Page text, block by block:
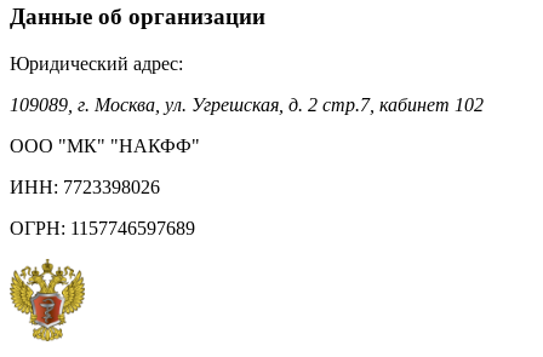
Данные об организации
Юридический адрес:
109089, г. Москва, ул. Угрешская, д. 2 стр.7, кабинет 102
ООО "МК" "НАКФФ"
ИНН: 7723398026
ОГРН: 1157746597689